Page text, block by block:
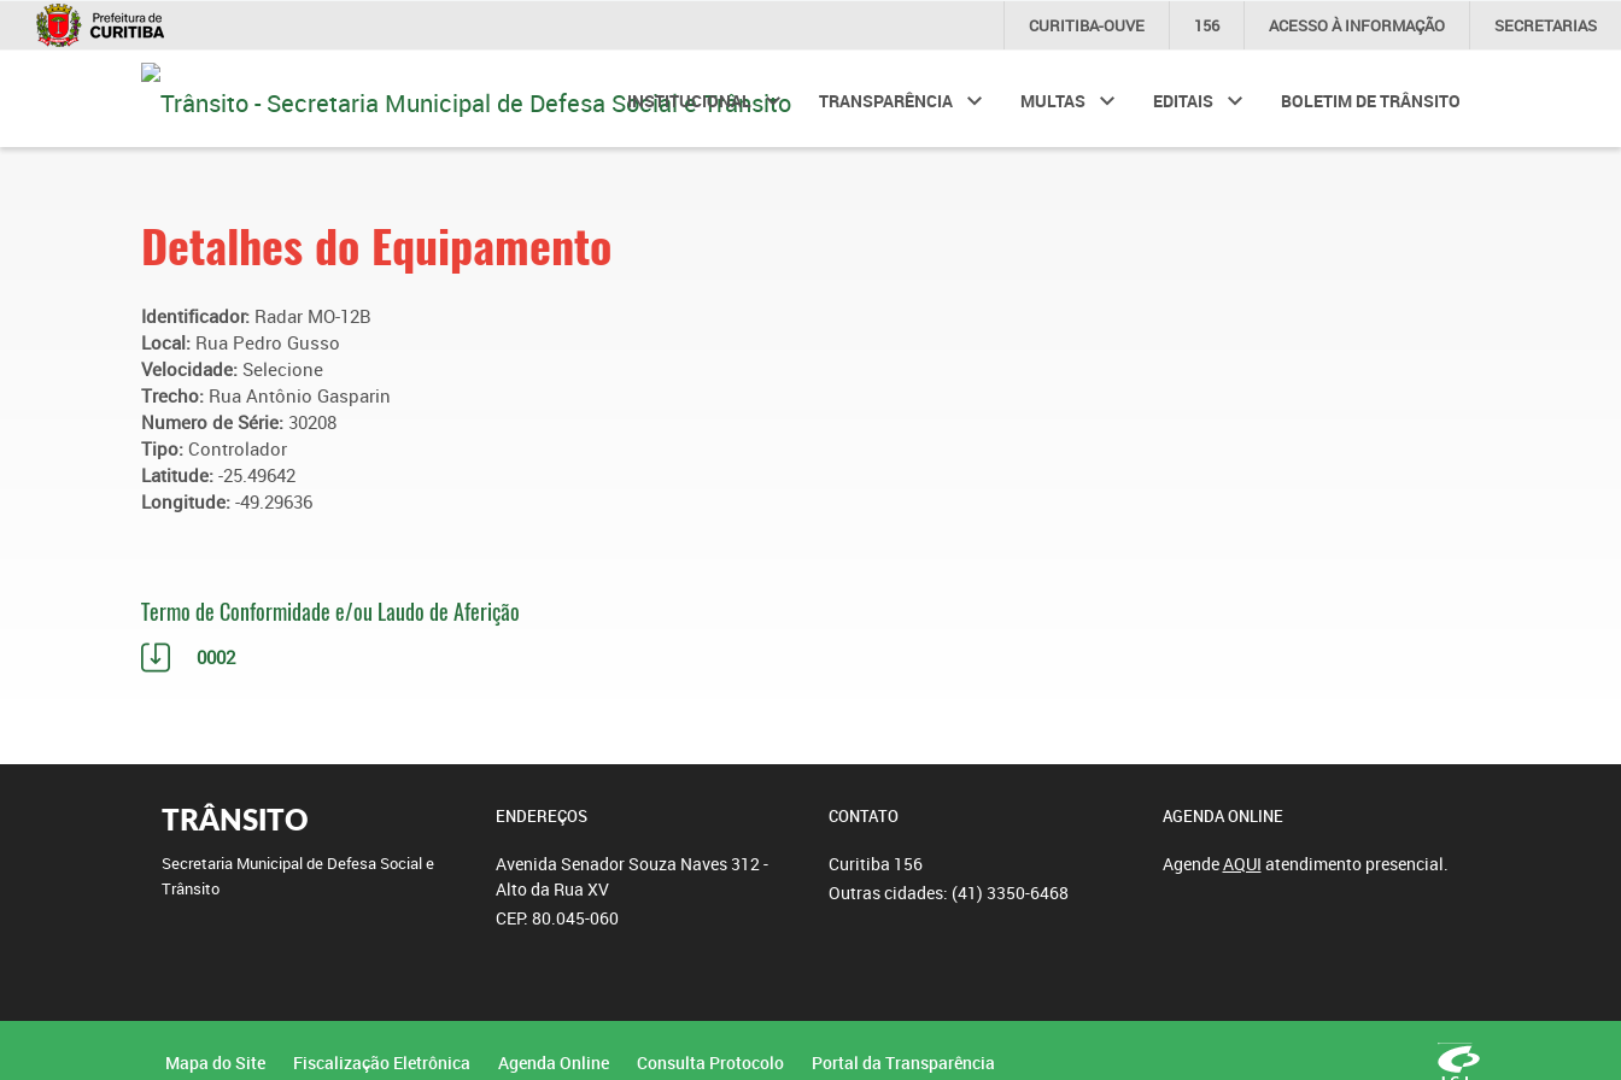
CURITIBA-OUVE 156 ACESSO ÀINFORMAÇÃO SECRETARIAS
INSTITUCIONAL TRANSPARÊNCIA MULTAS EDITAIS BOLETIM DE TRÂNSITO
Detalhes do Equipamento
Identificador: Radar MO-12B
Local: Rua Pedro Gusso
Velocidade: Selecione
Trecho: Rua Antônio Gasparin
Numero de Série: 30208
Tipo: Controlador
Latitude: -25.49642
Longitude: -49.29636
Termo de Conformidade e/ou Laudo de Aferição
0002
TRÂNSITO
Secretaria Municipal de Defesa Social e
Trânsito
ENDEREÇOS
Avenida Senador Souza Naves 312 -
Alto da Rua XV
CEP: 80.045-060
CONTATO
Curitiba 156
Outras cidades: (41) 3350-6468
AGENDA ONLINE
AgendeAQUI atendimento presencial.
Mapa do Site Fiscalização Eletrônica Agenda Online Consulta Protocolo Portal da Transparência